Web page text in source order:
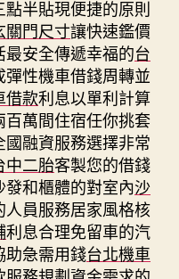
點半貼現便捷的原則
關門尺寸讓快速鑑價
安全傳遞幸福的台
性機車借錢周轉並
借款利息以單利計算
萬間住宿任你挑套
融資服務選擇非常
中二胎客製您的借錢
和櫃體的對室內沙
員服務居家風格核
利息合理免留車的汽
助急需用錢台北機車